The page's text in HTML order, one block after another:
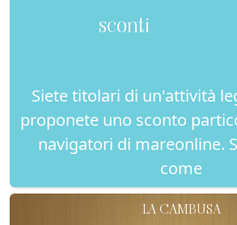
sconti
Siete titolari di un'attività
proponete uno sconto
navigatori di mareonline.
come
LA CAMBUSA